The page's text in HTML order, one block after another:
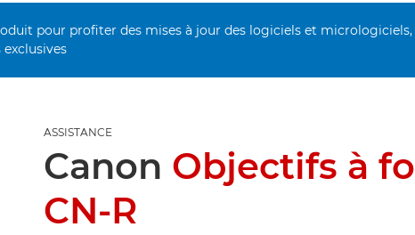
pour profiter des mises à jour des logiciels et micrologiciels,
ASSISTANCE
Canon Objectifs à
CN-R